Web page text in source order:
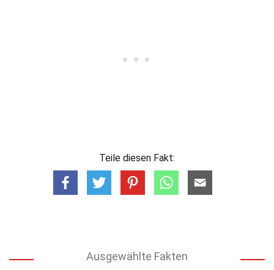
Teile diesen Fakt:
Ausgewählte Fakten